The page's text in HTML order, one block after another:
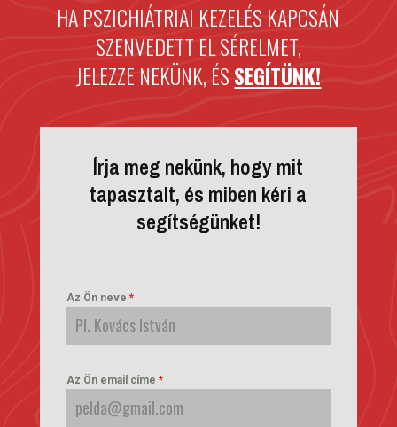
HA PSZICHIÁTRIAI KEZELÉS KAPCSÁN
SZENVEDETT EL SÉRELMET,
JELEZZE NEKÜNK, ÉSSEGÍTÜNK!
Írja meg nekünk, hogy mit
tapasztalt, és miben kéri a
segítségünket!
Az Ön neve *
Az Ön email címe *